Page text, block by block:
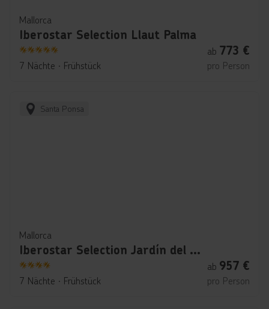
Mallorca
Iberostar Selection Llaut Palma
5
7 Nächte ∙ Frühstück
ab 773 €
pro Person
Santa Ponsa
Mallorca
Iberostar Selection Jardín del Sol Suites
4
7 Nächte ∙ Frühstück
ab 957 €
pro Person